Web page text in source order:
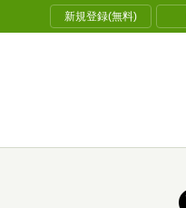
新規登録(無料)